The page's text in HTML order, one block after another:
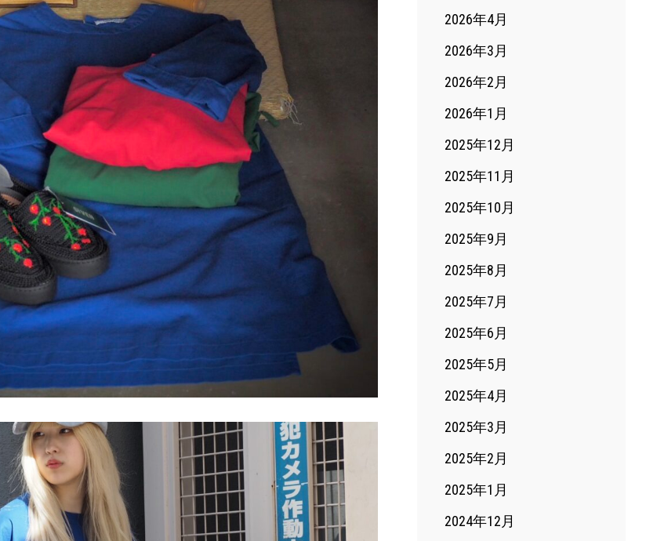
2026年4月
2026年3月
2026年2月
2026年1月
2025年12月
2025年11月
2025年10月
2025年9月
2025年8月
2025年7月
2025年6月
2025年5月
2025年4月
2025年3月
2025年2月
2025年1月
2024年12月